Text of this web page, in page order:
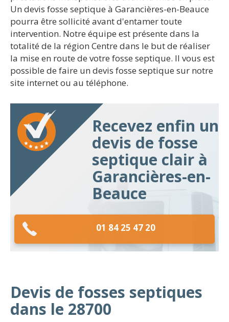
Un devis fosse septique à Garancières-en-Beauce
pourra être sollicité avant d'entamer toute
intervention. Notre équipe est présente dans la
totalité de la région Centre dans le but de réaliser
la mise en route de votre fosse septique. Il vous est
possible de faire un devis fosse septique sur notre
site internet ou au téléphone.
Recevez enfin un
devis de fosse
septique clair à
Garancières-en-
Beauce
01 84 25 47 20
Devis de fosses septiques
dans le 28700